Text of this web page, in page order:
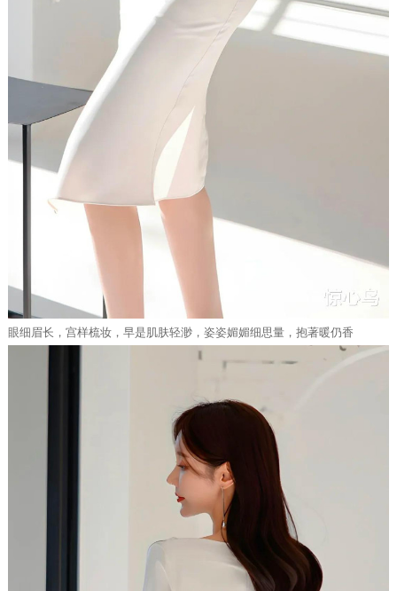
眼细眉长，宫样梳妆，早是肌肤轻渺，姿姿媚媚细思量，抱著暖仍香